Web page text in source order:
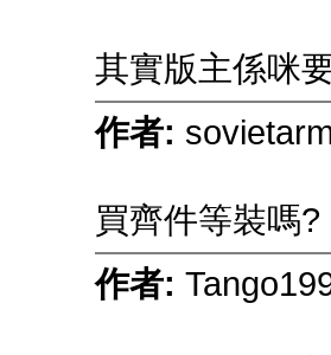
其實版主係咪
作者:
買齊件等裝嗎?
作者: